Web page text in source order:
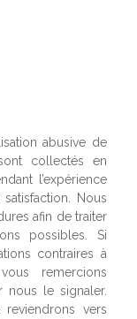
abusive de
collectés en
l’expérience
Nous
afin de traiter
possibles. Si
contraires à
remercions
nous le signaler.
vers